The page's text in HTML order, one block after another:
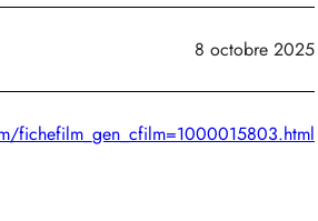
8 octobre 2025
fichefilm_gen_cfilm=1000015803.html